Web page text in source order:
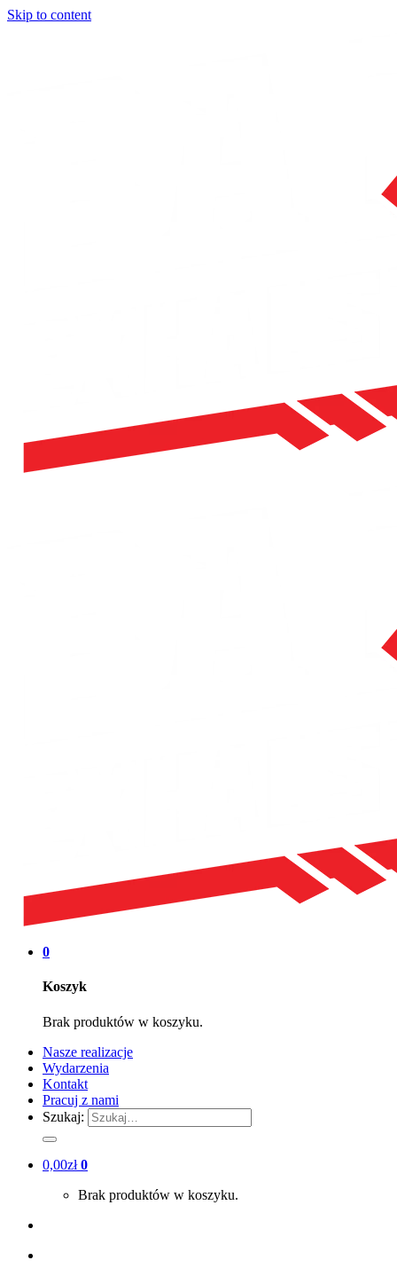
Skip to content
0
Koszyk
Brak produktów w koszyku.
Nasze realizacje
Wydarzenia
Kontakt
Pracuj z nami
Szukaj:
0,00zł 0
Brak produktów w koszyku.